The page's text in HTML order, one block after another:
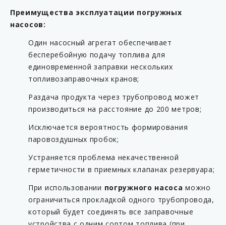
Преимущества эксплуатации погружных
насосов:
Один насосный агрегат обеспечивает
бесперебойную подачу топлива для
единовременной заправки нескольких
топливозаправочных кранов;
Раздача продукта через трубопровод может
производиться на расстояние до 200 метров;
Исключается вероятность формирования
паровоздушных пробок;
Устраняется проблема некачественной
герметичности в приемных клапанах резервуара;
При использовании погружного насоса можно
ограничиться прокладкой одного трубопровода,
который будет соединять все заправочные